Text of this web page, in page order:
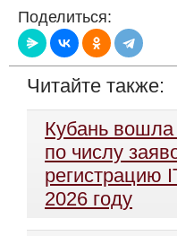
Поделиться:
Читайте также:
Кубань вошла
по числу
регистрацию
2026 году